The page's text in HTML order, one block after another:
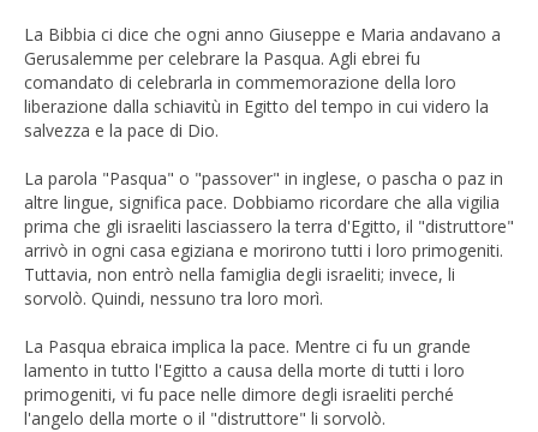
La Bibbia ci dice che ogni anno Giuseppe e Maria andavano a
Gerusalemme per celebrare la Pasqua. Agli ebrei fu
comandato di celebrarla in commemorazione della loro
liberazione dalla schiavitù in Egitto del tempo in cui videro la
salvezza e la pace di Dio.
La parola "Pasqua" o "passover" in inglese, o pascha o paz in
altre lingue, significa pace. Dobbiamo ricordare che alla vigilia
prima che gli israeliti lasciassero la terra d'Egitto, il "distruttore"
arrivò in ogni casa egiziana e morirono tutti i loro primogeniti.
Tuttavia, non entrò nella famiglia degli israeliti; invece, li
sorvolò. Quindi, nessuno tra loro morì.
La Pasqua ebraica implica la pace. Mentre ci fu un grande
lamento in tutto l'Egitto a causa della morte di tutti i loro
primogeniti, vi fu pace nelle dimore degli israeliti perché
l'angelo della morte o il "distruttore" li sorvolò.